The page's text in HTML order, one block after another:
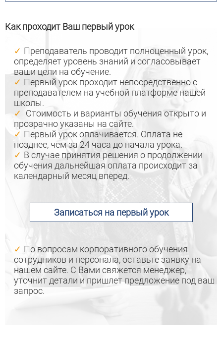
Как проходит Ваш первый урок
️Преподаватель проводит полноценный урок,
определяет уровень знаний и согласовывает
ваши цели на обучение.
Первый урок проходит непосредственно с
преподавателем на учебной платформе нашей
школы.
Стоимость и варианты обучения открыто и
прозрачно указаны на сайте.
Первый урок оплачивается. Оплата не
позднее, чем за 24 часа до начала урока.
В случае принятия решения о продолжении
обучения дальнейшая оплата происходит за
календарный месяц вперед.
Записаться на первый урок
По вопросам корпоративного обучения
сотрудников и персонала, оставьте заявку на
нашем сайте. С Вами свяжется менеджер,
уточнит детали и пришлет предложение под ваш
запрос.